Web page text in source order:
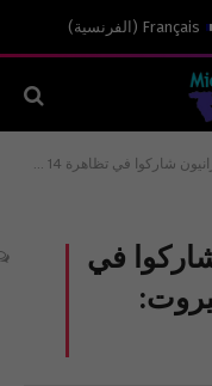
Français
( الفرنسية)
في تظاهرة 14 شباط ببيروت: “أين صوتي؟”
في
ببيروت: